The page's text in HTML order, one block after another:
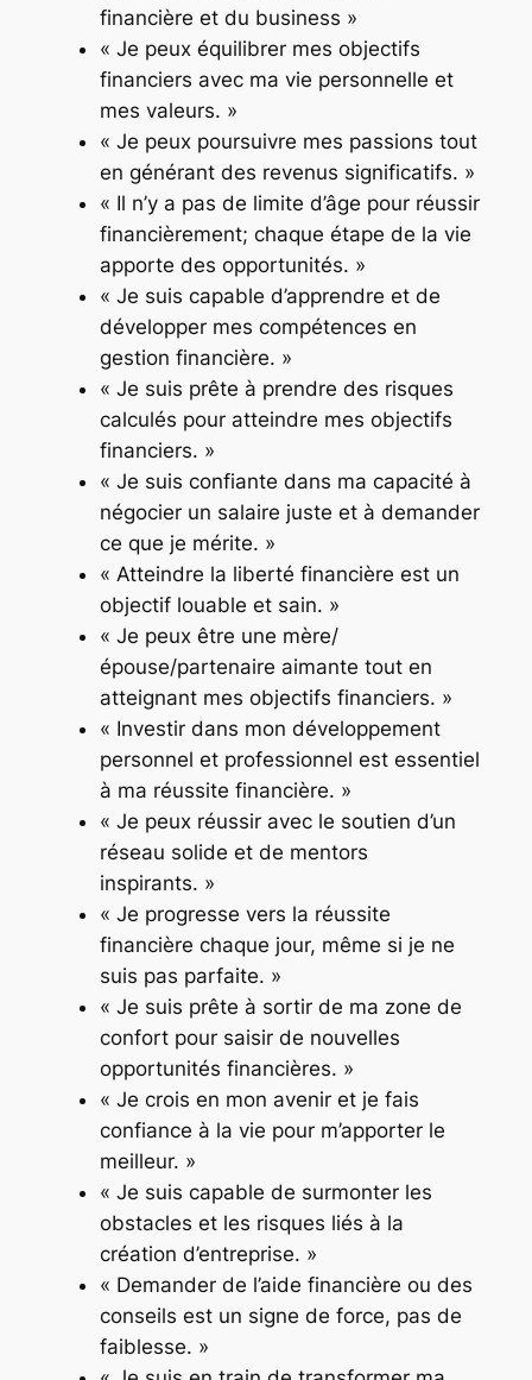
financière et du business »
« Je peux équilibrer mes objectifs
financiers avec ma vie personnelle et
mes valeurs. »
« Je peux poursuivre mes passions tout
en générant des revenus significatifs. »
« Il n’y a pas de limite d’âge pour réussir
financièrement; chaque étape de la vie
apporte des opportunités. »
« Je suis capable d’apprendre et de
développer mes compétences en
gestion financière. »
« Je suis prête à prendre des risques
calculés pour atteindre mes objectifs
financiers. »
« Je suis confiante dans ma capacité à
négocier un salaire juste et à demander
ce que je mérite. »
« Atteindre la liberté financière est un
objectif louable et sain. »
« Je peux être une mère/
épouse/partenaire aimante tout en
atteignant mes objectifs financiers. »
« Investir dans mon développement
personnel et professionnel est essentiel
à ma réussite financière. »
« Je peux réussir avec le soutien d’un
réseau solide et de mentors
inspirants. »
« Je progresse vers la réussite
financière chaque jour, même si je ne
suis pas parfaite. »
« Je suis prête à sortir de ma zone de
confort pour saisir de nouvelles
opportunités financières. »
« Je crois en mon avenir et je fais
confiance à la vie pour m’apporter le
meilleur. »
« Je suis capable de surmonter les
obstacles et les risques liés à la
création d’entreprise. »
« Demander de l’aide financière ou des
conseils est un signe de force, pas de
faiblesse. »